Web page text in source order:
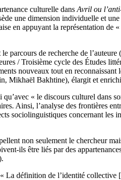
culturelle dans Avril ou
une dimension individuelle et
en appuyant la représentation de
parcours de recherche de
/ Troisième cycle des Études
nouveaux tout en reconnaissant
Mikhaël Bakhtine), élargit et
« le discours culturel dans
Ainsi, l’analyse des frontières
sociolinguistiques concernant les
non seulement le chercheur
ils être liés par des
La définition de l’identité